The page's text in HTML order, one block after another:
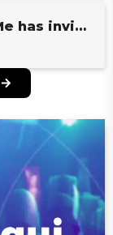
Dani Fernández - Me has invitado a bailar (Videoclip Oficial)